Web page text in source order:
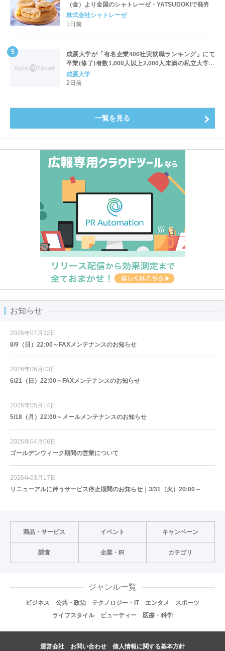
（金）より全国のシャトレーゼ・YATSUDOKIで発売
株式会社シャトレーゼ
1日前
成蹊大学が「有名企業400社実就職ランキング」にて
卒業(修了)者数1,000人以上2,000人未満の私立大学で
全国第1位を獲得！～実就職率は26.5%（前年比＋
4.3pt）に伸長、東京の私立大学でも10位にランクイン
成蹊大学
2日前
一覧を見る
お知らせ
2026年07月22日
8/9（日）22:00～FAXメンテナンスのお知らせ
2026年06月03日
6/21（日）22:00～FAXメンテナンスのお知らせ
2026年05月14日
5/18（月）22:00～メールメンテナンスのお知らせ
2026年04月06日
ゴールデンウィーク期間の営業について
2026年03月17日
リニューアルに伴うサービス停止期間のお知らせ｜3/31（火）20:00～
商品・サービス イベント キャンペーン
調査 企業・IR カテゴリ
ジャンル一覧
ビジネス 公共・政治 テクノロジー・IT エンタメ
スポーツ
ライフスタイル
ビューティー 医療・科学
運営会社 お問い合わせ 個人情報に関する基本方針